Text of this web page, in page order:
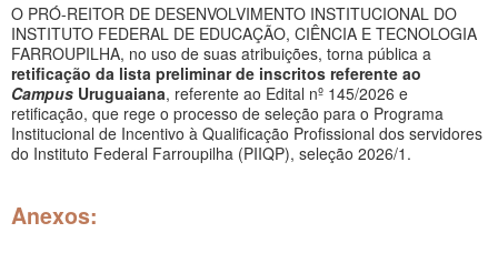
O PRÓ-REITOR DE DESENVOLVIMENTO INSTITUCIONAL DO
INSTITUTO FEDERAL DE EDUCAÇÃO, CIÊNCIA E TECNOLOGIA
FARROUPILHA, no uso de suas atribuições, torna pública a
retificação da lista preliminar de inscritos referente ao
Campus Uruguaiana, referente ao Edital nº 145/2026 e
retificação, que rege o processo de seleção para o Programa
Institucional de Incentivo à Qualificação Profissional dos servidores
do Instituto Federal Farroupilha (PIIQP), seleção 2026/1.
Anexos: